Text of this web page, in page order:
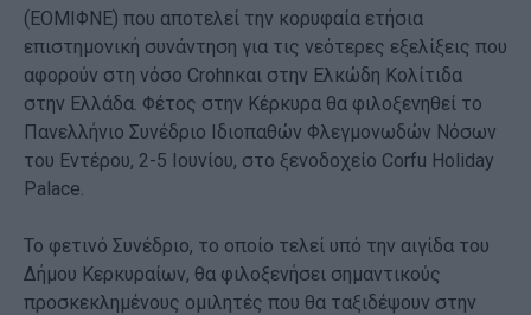
(ΕΟΜΙΦΝΕ) που αποτελεί την κορυφαία ετήσια
επιστημονική συνάντηση για τις νεότερες εξελίξεις που
αφορούν στη νόσο Crohnκαι στην Ελκώδη Κολίτιδα
στην Ελλάδα. Φέτος στην Κέρκυρα θα φιλοξενηθεί το
Πανελλήνιο Συνέδριο Ιδιοπαθών Φλεγμονωδών Νόσων
του Εντέρου, 2-5 Ιουνίου, στο ξενοδοχείο Corfu Holiday
Palace.
Το φετινό Συνέδριο, το οποίο τελεί υπό την αιγίδα του
Δήμου Κερκυραίων, θα φιλοξενήσει σημαντικούς
προσκεκλημένους ομιλητές που θα ταξιδέψουν στην